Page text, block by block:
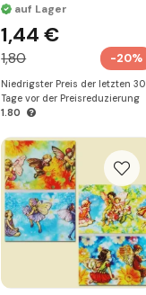
auf Lager
1,44 €
1,80 -20%
Niedrigster Preis der letzten 30
Tage vor der Preisreduzierung
1.80